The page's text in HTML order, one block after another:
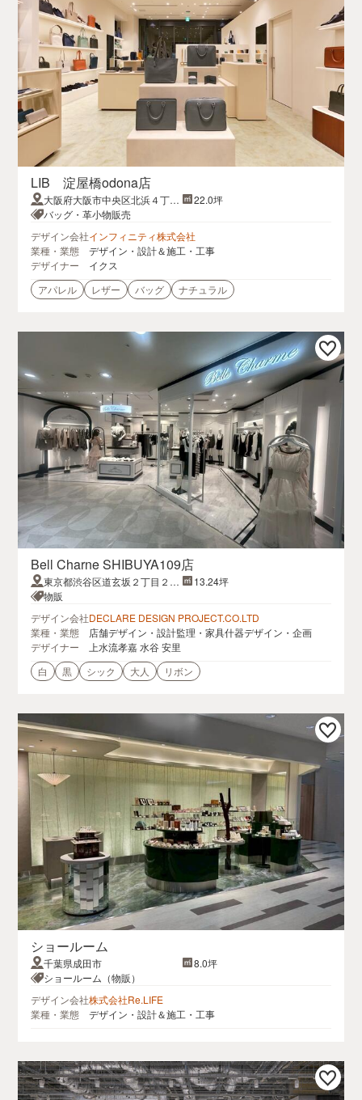
LIB 淀屋橋odona店
大阪府大阪市中央区北浜４丁目
３−１淀屋橋odona 1階
22.0坪
バッグ・革小物販売
デザイン会社インフィニティ株式会社
業種・業態
デザイン・設計＆施工・工事
デザイナー
イクス
アパレル
レザー バッグ ナチュラル
Bell Charne SHIBUYA109店
東京都渋谷区道玄坂２丁目２９
−１SHIBUYA109
13.24坪
物販
デザイン会社DECLARE DESIGN PROJECT.CO.LTD
業種・業態
店舗デザイン・設計監理・家具什器デザイン・企画
デザイナー
上水流孝嘉 水谷 安里
白
黒 シック 大人 リボン
ショールーム
千葉県成田市
8.0坪
ショールーム（物販）
デザイン会社株式会社Re.LIFE
業種・業態
デザイン・設計＆施工・工事